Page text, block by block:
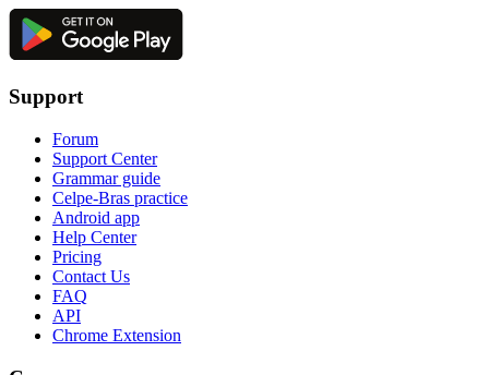
Support
Forum
Support Center
Grammar guide
Celpe-Bras practice
Android app
Help Center
Pricing
Contact Us
FAQ
API
Chrome Extension